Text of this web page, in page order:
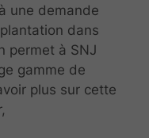
une demande
dans
permet à SNJ
gamme de
plus sur cette